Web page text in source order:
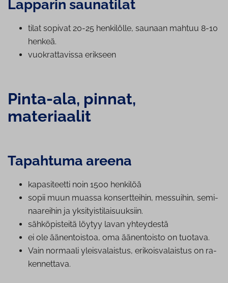
Lapparin saunatilat
tilat sopivat 20-25 henkilölle, saunaan mahtuu 8-10
henkeä.
vuo­krat­ta­vis­sa erikseen
Pinta-ala, pinnat,
materiaalit
Tapahtuma areena
ka­pa­si­teet­ti noin 1500 henkilöä
sopii muun muassa kon­sert­tei­hin, messuihin, se­mi­
naa­rei­hin ja yk­si­tyis­ti­lai­suuk­siin.
säh­kö­pis­tei­tä löytyy lavan yhteydestä
ei ole ää­nen­tois­toa, oma äänentoisto on tuotava.
Vain normaali yleis­va­lais­tus, eri­kois­va­lais­tus on ra­
ken­net­ta­va.